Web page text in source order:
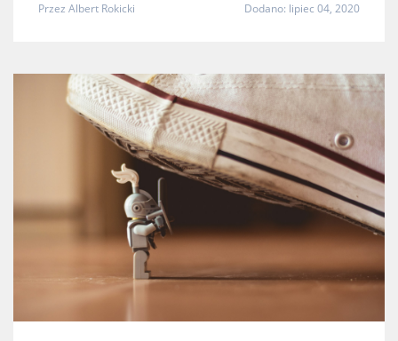
Przez Albert Rokicki Dodano: lipiec 04, 2020